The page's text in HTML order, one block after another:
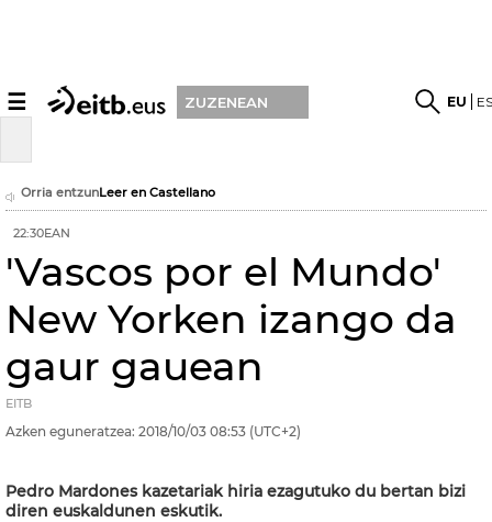
☰ ZUZENEAN EU
Orria entzunLeer en Castellano
22:30EAN
'Vascos por el Mundo'
New Yorken izango da
gaur gauean
EITB
Azken eguneratzea: 2018/10/03 08:53 (UTC+2)
Pedro Mardones kazetariak hiria ezagutuko du bertan bizi
diren euskaldunen eskutik.